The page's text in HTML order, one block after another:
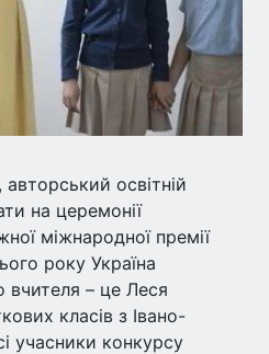
освітній
на церемонії
міжнародної премії
року Україна
вчителя – це Леся
класів з Івано-
учасники конкурсу